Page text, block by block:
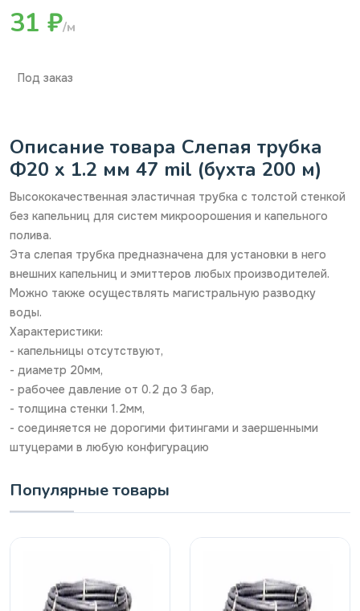
31 ₽/м
Под заказ
Описание товара Слепая трубка
Ф20 х 1.2 мм 47 mil (бухта 200 м)
Высококачественная эластичная трубка с толстой стенкой
без капельниц для систем микроорошения и капельного
полива.
Эта слепая трубка предназначена для установки в него
внешних капельниц и эмиттеров любых производителей.
Можно также осуществлять магистральную разводку
воды.
Характеристики:
- капельницы отсутствуют,
- диаметр 20мм,
- рабочее давление от 0.2 до 3 бар,
- толщина стенки 1.2мм,
- соединяется не дорогими фитингами и заершенными
штуцерами в любую конфигурацию
Популярные товары